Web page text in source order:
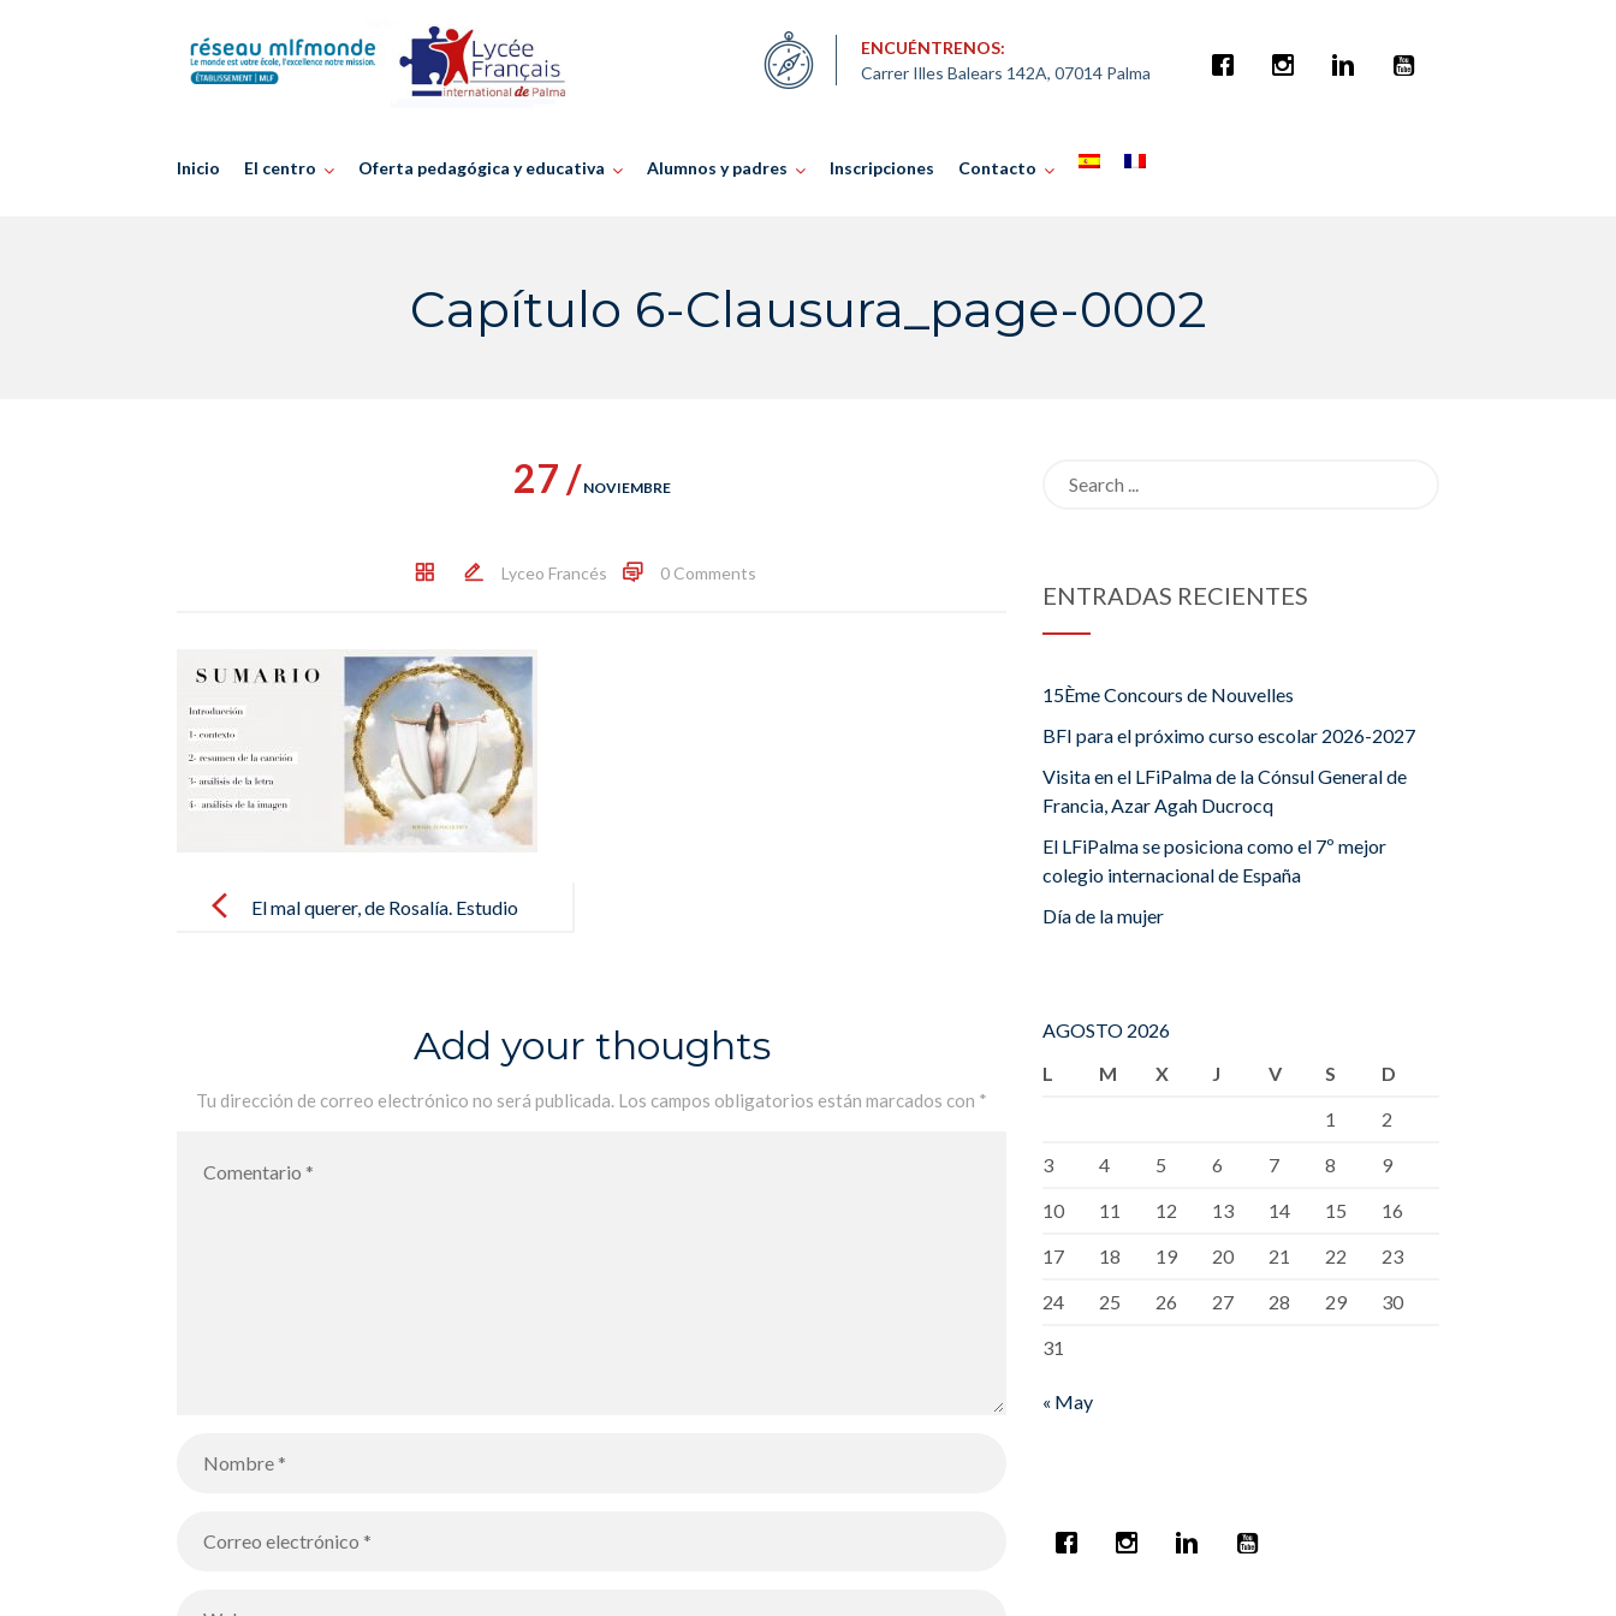
ENCUÉNTRENOS:
Carrer Illes Balears 142A, 07014 Palma
Inicio El centro Oferta pedagógica y educativa Alumnos y padres Inscripciones Contacto
Capítulo 6-Clausura_page-0002
27 / NOVIEMBRE
Lyceo Francés 0 Comments
navigationEl mal querer, de Rosalía. Estudio
Add your thoughts
Tu dirección de correo electrónico no será publicada. Los campos obligatorios están marcados con *
ENTRADAS RECIENTES
15Ème Concours de Nouvelles
BFI para el próximo curso escolar 2026-2027
Visita en el LFiPalma de la Cónsul General de
Francia, Azar Agah Ducrocq
El LFiPalma se posiciona como el 7º mejor
colegio internacional de España
Día de la mujer
AGOSTO 2026
L
M X J V S
D
1
2
3
4 5 6 7 8
9
10
11 12 13 14 15
16
17
18 19 20 21 22
23
24
25 26 27 28 29
30
31
« May